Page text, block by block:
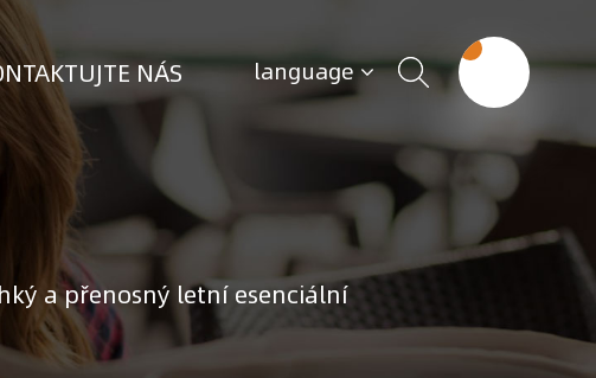
NÁS language
a přenosný letní esenciální